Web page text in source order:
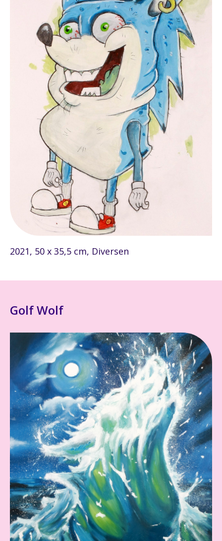
2021, 50 x 35,5 cm, Diversen
Golf Wolf